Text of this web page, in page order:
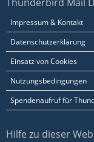
Impressum & Kontakt
Datenschutzerklärung
Einsatz von Cookies
Nutzungsbedingungen
Spendenaufruf für
Hilfe zu dieser